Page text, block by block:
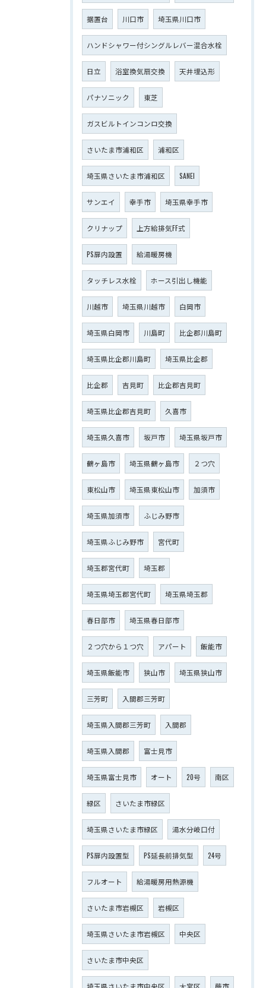
据置台 川口市 埼玉県川口市
ハンドシャワー付シングルレバー混合水栓
日立 浴室換気扇交換 天井埋込形
パナソニック 東芝
ガスビルトインコンロ交換
さいたま市浦和区 浦和区
埼玉県さいたま市浦和区 SANEI
サンエイ 幸手市 埼玉県幸手市
クリナップ 上方給排気FF式
PS扉内設置 給湯暖房機
タッチレス水栓 ホース引出し機能
川越市 埼玉県川越市 白岡市
埼玉県白岡市 川島町 比企郡川島町
埼玉県比企郡川島町 埼玉県比企郡
比企郡 吉見町 比企郡吉見町
埼玉県比企郡吉見町 久喜市
埼玉県久喜市 坂戸市 埼玉県坂戸市
鶴ヶ島市 埼玉県鶴ヶ島市 ２つ穴
東松山市 埼玉県東松山市 加須市
埼玉県加須市 ふじみ野市
埼玉県ふじみ野市 宮代町
埼玉郡宮代町 埼玉郡
埼玉県埼玉郡宮代町 埼玉県埼玉郡
春日部市 埼玉県春日部市
２つ穴から１つ穴 アパート 飯能市
埼玉県飯能市 狭山市 埼玉県狭山市
三芳町 入間郡三芳町
埼玉県入間郡三芳町 入間郡
埼玉県入間郡 富士見市
埼玉県富士見市 オート 20号 南区
緑区 さいたま市緑区
埼玉県さいたま市緑区 湯水分岐口付
PS扉内設置型 PS延長前排気型 24号
フルオート 給湯暖房用熱源機
さいたま市岩槻区 岩槻区
埼玉県さいたま市岩槻区 中央区
さいたま市中央区
埼玉県さいたま市中央区 大宮区 蕨市